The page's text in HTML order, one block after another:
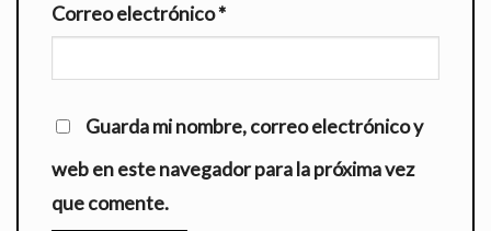
Correo electrónico*
Guarda mi nombre, correo electrónico y
web en este navegador para la próxima vez
que comente.